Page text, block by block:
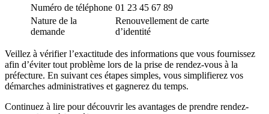
Numéro de téléphone 01 23 45 67 89
Nature de la
demande
Renouvellement de carte
d’identité
Veillez à vérifier l’exactitude des informations que vous fournissez
afin d’éviter tout problème lors de la prise de rendez-vous à la
préfecture. En suivant ces étapes simples, vous simplifierez vos
démarches administratives et gagnerez du temps.
Continuez à lire pour découvrir les avantages de prendre rendez-